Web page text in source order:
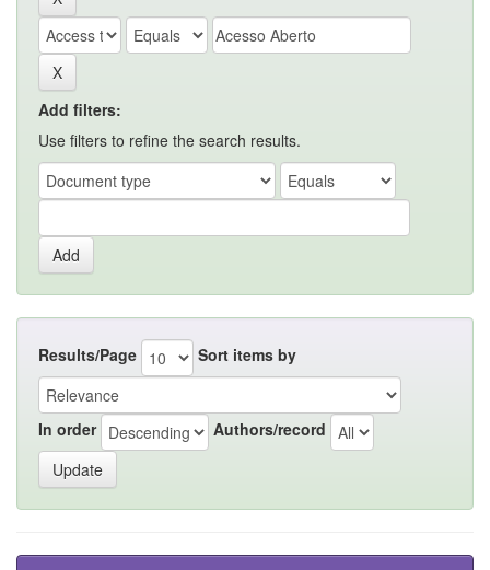
Add filters:
Use filters to refine the search results.
Results/Page Sort items by
In order Authors/record